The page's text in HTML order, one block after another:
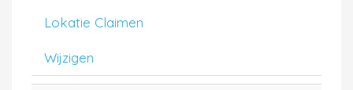
Lokatie Claimen
Wijzigen